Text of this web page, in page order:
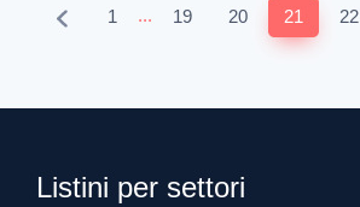
1 ... 19 20 21 22
Listini per settori